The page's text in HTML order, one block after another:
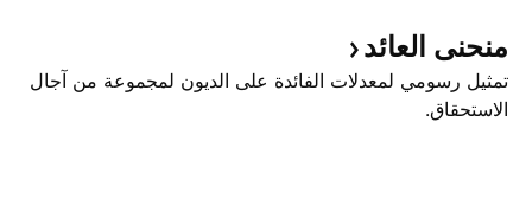
منحنى العائد
تمثيل رسومي لمعدلات الفائدة على الديون لمجموعة من آجال
الاستحقاق.